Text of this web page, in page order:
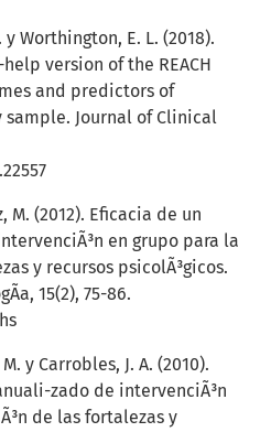
Worthington, E. L. (2018).
version of the REACH
and predictors of
Journal of Clinical
M. (2012). Eficacia de un
en grupo para la
y recursos psicolÃ³gicos.
15(2), 75-86.
y Carrobles, J. A. (2010).
zado de intervenciÃ³n
de las fortalezas y